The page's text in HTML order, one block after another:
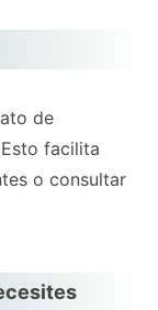
de
facilita
o consultar